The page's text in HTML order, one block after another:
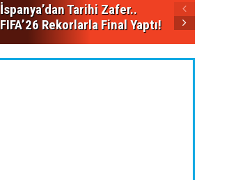
İspanya’dan Tarihi Zafer..
FIFA’26 Rekorlarla Final Yaptı!